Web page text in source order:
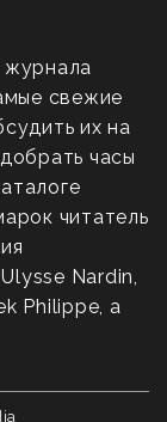
журнала
свежие
их на
часы
читатель
Nardin,
Philippe, а